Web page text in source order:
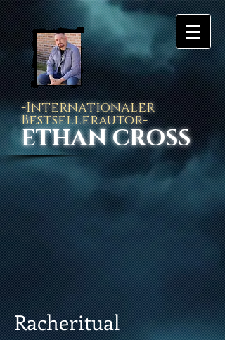
-Internationaler
Bestsellerautor-
ETHAN CROSS
Racheritual